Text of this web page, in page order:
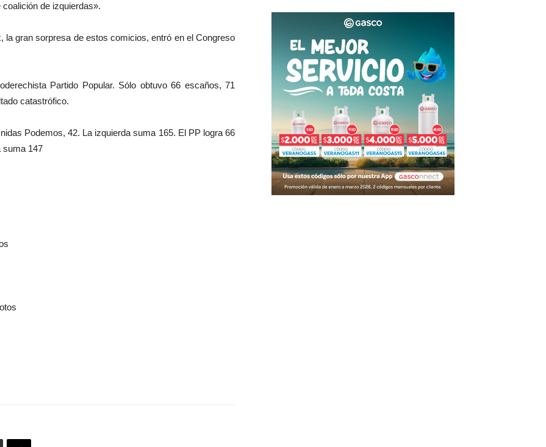
de izquierdas».
la gran sorpresa de estos comicios, entró en el Congreso
Partido Popular. Sólo obtuvo 66 escaños, 71
catastrófico.
Podemos, 42. La izquierda suma 165. El PP logra 66
suma 147